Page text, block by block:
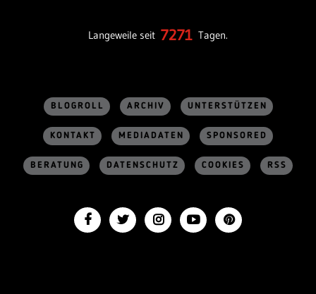
Langeweile seit 7271 Tagen.
BLOGROLL ARCHIV UNTERSTÜTZEN
KONTAKT MEDIADATEN SPONSORED
BERATUNG DATENSCHUTZ COOKIES RSS